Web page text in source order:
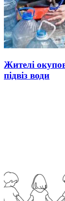
Жителі
підвіз води